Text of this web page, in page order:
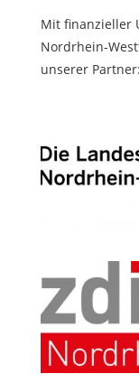
Mit finanzieller
Nordrhein-
unserer Partner: